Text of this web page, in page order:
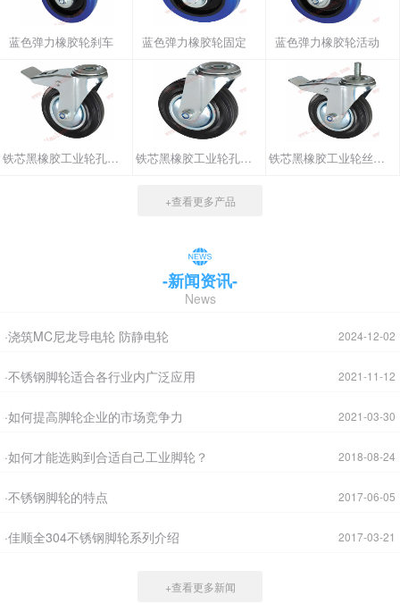
蓝色弹力橡胶轮刹车 蓝色弹力橡胶轮固定 蓝色弹力橡胶轮活动
铁芯黑橡胶工业轮孔顶刹车 铁芯黑橡胶工业轮孔顶活动 铁芯黑橡胶工业轮丝杆刹车
+查看更多产品
-新闻资讯-
News
2024-12-02
·浇筑MC尼龙导电轮 防静电轮
2021-11-12
·不锈钢脚轮适合各行业内广泛应用
2021-03-30
·如何提高脚轮企业的市场竞争力
2018-08-24
·如何才能选购到合适自己工业脚轮？
2017-06-05
·不锈钢脚轮的特点
2017-03-21
·佳顺全304不锈钢脚轮系列介绍
+查看更多新闻